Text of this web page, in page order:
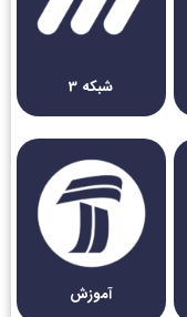
شبکه 3
آموزش